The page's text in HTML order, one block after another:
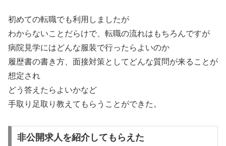
初めての転職でも利用しましたが
わからないことだらけで、転職の流れはもちろんですが
病院見学にはどんな服装で行ったらよいのか
履歴書の書き方、面接対策としてどんな質問が来ることが
想定され
どう答えたらよいかなど
手取り足取り教えてもらうことができた。
非公開求人を紹介してもらえた